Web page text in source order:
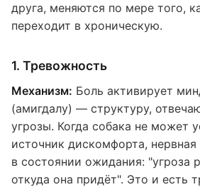
друга, меняются по мере того,
переходит в хроническую.
1. Тревожность
Механизм: Боль активирует
(амигдалу) — структуру,
угрозы. Когда собака не может
источник дискомфорта,
в состоянии ожидания: "угроза
откуда она придёт". Это и есть